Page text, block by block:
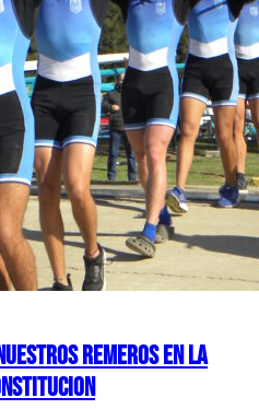
REMEROS EN LA